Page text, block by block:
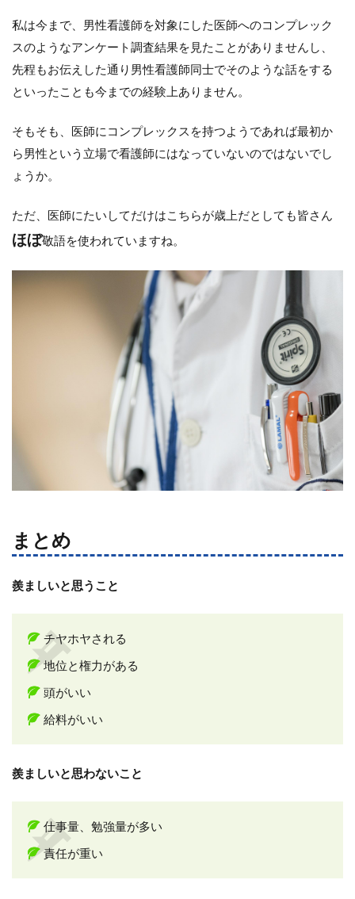
私は今まで、男性看護師を対象にした医師へのコンプレック
スのようなアンケート調査結果を見たことがありませんし、
先程もお伝えした通り男性看護師同士でそのような話をする
といったことも今までの経験上ありません。
そもそも、医師にコンプレックスを持つようであれば最初か
ら男性という立場で看護師にはなっていないのではないでし
ょうか。
ただ、医師にたいしてだけはこちらが歳上だとしても皆さん
ほぼ敬語を使われていますね。
まとめ
羨ましいと思うこと
チヤホヤされる
地位と権力がある
頭がいい
給料がいい
羨ましいと思わないこと
仕事量、勉強量が多い
責任が重い